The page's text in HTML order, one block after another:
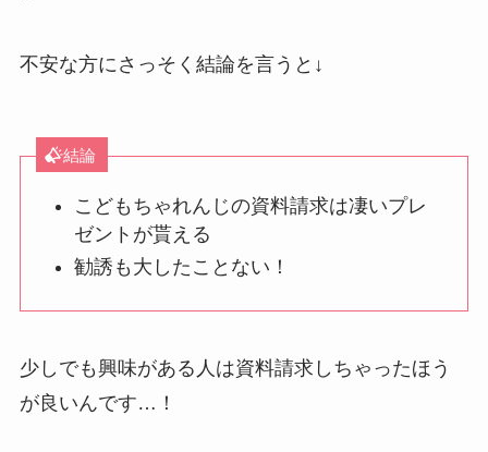
不安な方にさっそく結論を言うと↓
結論
こどもちゃれんじの資料請求は凄いプレ
ゼントが貰える
勧誘も大したことない！
少しでも興味がある人は資料請求しちゃったほう
が良いんです…！